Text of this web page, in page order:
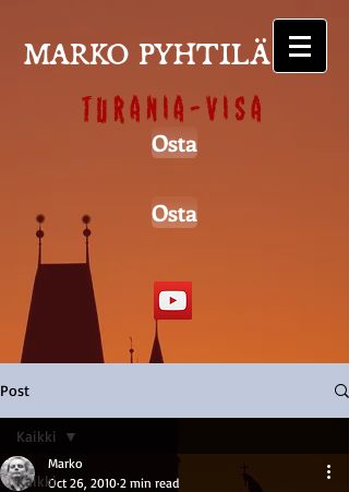
MARKO PYHTILÄ
Turania-visa
Osta
Osta
Post
Kaikki
Kaikki
Marko
Oct 26, 2010 2 min read